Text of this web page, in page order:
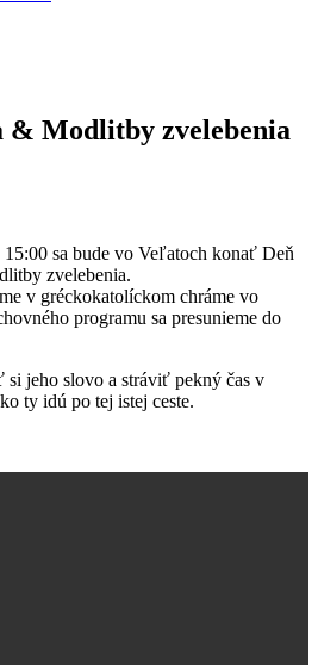
& Modlitby zvelebenia
15:00 sa bude vo Veľatoch konať Deň
zvelebenia.
v gréckokatolíckom chráme vo
programu sa presunieme do
jeho slovo a stráviť pekný čas v
ty idú po tej istej ceste.